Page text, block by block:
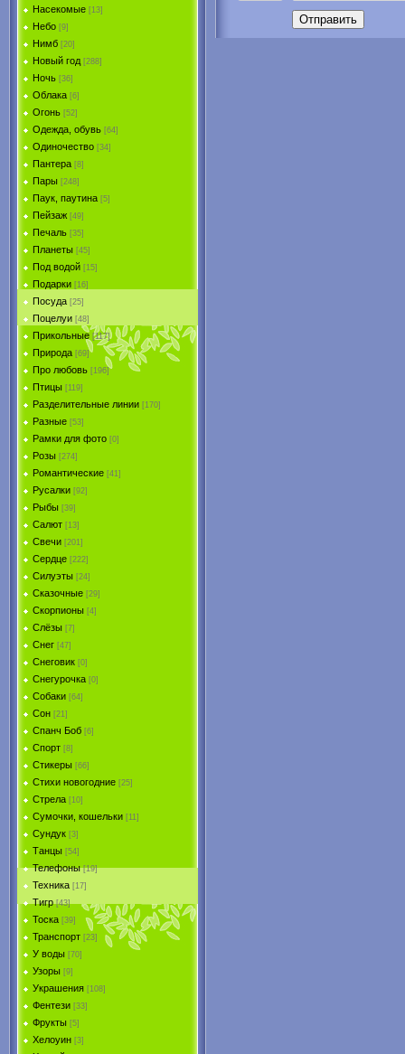
Насекомые [13]
Небо [9]
Нимб [20]
Новый год [288]
Ночь [36]
Облака [6]
Огонь [52]
Одежда, обувь [64]
Одиночество [34]
Пантера [8]
Пары [248]
Паук, паутина [5]
Пейзаж [49]
Печаль [35]
Планеты [45]
Под водой [15]
Подарки [16]
Посуда [25]
Поцелуи [48]
Прикольные [117]
Природа [69]
Про любовь [196]
Птицы [119]
Разделительные линии [170]
Разные [53]
Рамки для фото [0]
Розы [274]
Романтические [41]
Русалки [92]
Рыбы [39]
Салют [13]
Свечи [201]
Сердце [222]
Силуэты [24]
Сказочные [29]
Скорпионы [4]
Слёзы [7]
Снег [47]
Снеговик [0]
Снегурочка [0]
Собаки [64]
Сон [21]
Спанч Боб [6]
Спорт [8]
Стикеры [66]
Стихи новогодние [25]
Стрела [10]
Сумочки, кошельки [11]
Сундук [3]
Танцы [54]
Телефоны [19]
Техника [17]
Тигр [43]
Тоска [39]
Транспорт [23]
У воды [70]
Узоры [9]
Украшения [108]
Фентези [33]
Фрукты [5]
Хелоуин [3]
Отправить